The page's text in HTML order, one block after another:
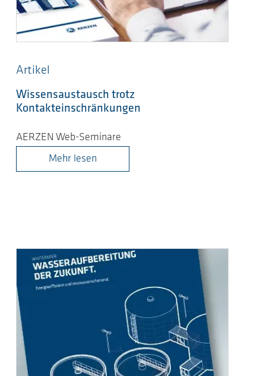
Artikel
Wissensaustausch trotz
Kontakteinschränkungen
AERZEN Web-Seminare
Mehr lesen